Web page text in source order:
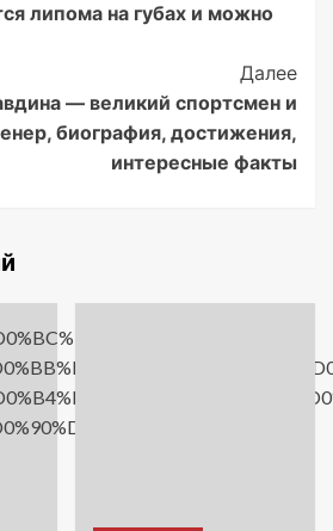
липома на губах и можно
Далее
— великий спортсмен и
биография, достижения,
интересные факты